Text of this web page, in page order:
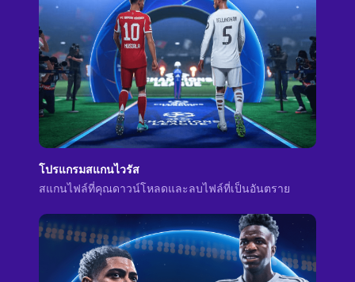
โปรแกรมสแกนไวรัส
สแกนไฟล์ที่คุณดาวน์โหลดและลบไฟล์ที่เป็นอันตราย